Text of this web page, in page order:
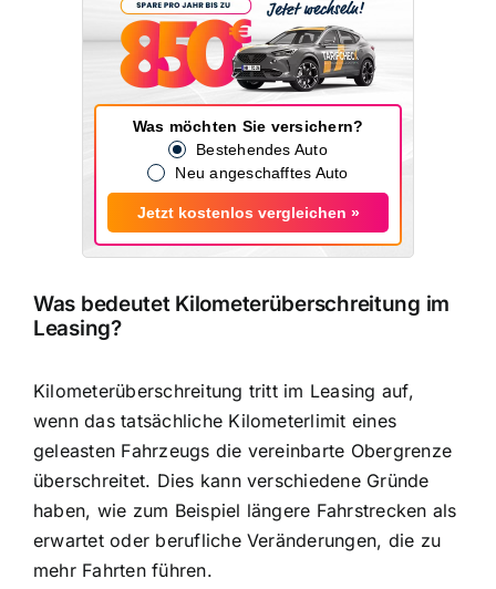
Was möchten Sie versichern?
Bestehendes Auto
Neu angeschafftes Auto
Jetzt kostenlos vergleichen »
Was bedeutet Kilometerüberschreitung im
Leasing?
Kilometerüberschreitung tritt im Leasing auf,
wenn das tatsächliche Kilometerlimit eines
geleasten Fahrzeugs die vereinbarte Obergrenze
überschreitet. Dies kann verschiedene Gründe
haben, wie zum Beispiel längere Fahrstrecken als
erwartet oder berufliche Veränderungen, die zu
mehr Fahrten führen.